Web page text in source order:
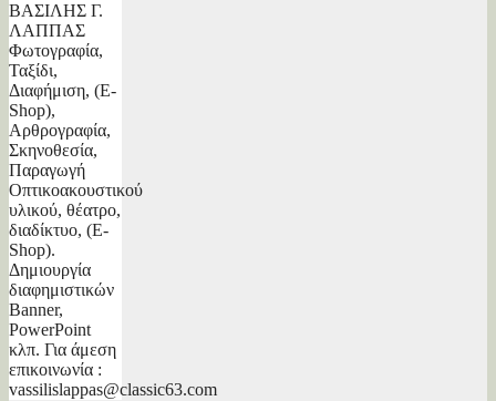
ΒΑΣΙΛΗΣ Γ.
ΛΑΠΠΑΣ
Φωτογραφία,
Ταξίδι,
Διαφήμιση, (E-
Shop),
Αρθρογραφία,
Σκηνοθεσία,
Παραγωγή
Οπτικοακουστικού
υλικού, θέατρο,
διαδίκτυο, (E-
Shop).
Δημιουργία
διαφημιστικών
Banner,
PowerPoint
κλπ. Για άμεση
επικοινωνία :
vassilislappas@classic63.com